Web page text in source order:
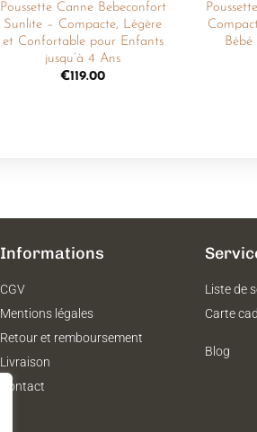
Poussette Canne Bebeconfort
Sunlite – Compacte, Légère
et Confortable pour Enfants
jusqu’à 4 Ans
€119.00
Informations
CGV
Mentions légales
Retour et remboursement
Livraison
Contact
Liste de
Carte
Blog